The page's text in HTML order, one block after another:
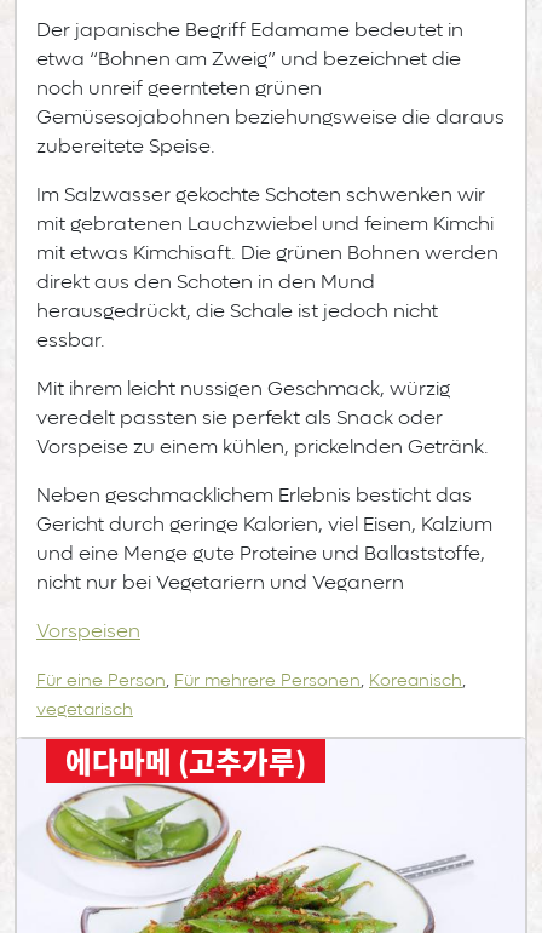
Der japanische Begriff Edamame bedeutet in
etwa “Bohnen am Zweig” und bezeichnet die
noch unreif geernteten grünen
Gemüsesojabohnen beziehungsweise die daraus
zubereitete Speise.
Im Salzwasser gekochte Schoten schwenken wir
mit gebratenen Lauchzwiebel und feinem Kimchi
mit etwas Kimchisaft. Die grünen Bohnen werden
direkt aus den Schoten in den Mund
herausgedrückt, die Schale ist jedoch nicht
essbar.
Mit ihrem leicht nussigen Geschmack, würzig
veredelt passten sie perfekt als Snack oder
Vorspeise zu einem kühlen, prickelnden Getränk.
Neben geschmacklichem Erlebnis besticht das
Gericht durch geringe Kalorien, viel Eisen, Kalzium
und eine Menge gute Proteine und Ballaststoffe,
nicht nur bei Vegetariern und Veganern
Vorspeisen
Für eine Person, Für mehrere Personen, Koreanisch,
vegetarisch
에다마메 (고추가루)